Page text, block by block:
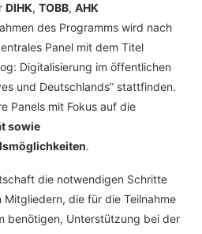
DIHK, TOBB, AHK
des Programms wird nach
Panel mit dem Titel
Digitalisierung im öffentlichen
und Deutschlands” stattfinden.
Panels mit Fokus auf die
sowie
.
die notwendigen Schritte
Mitgliedern, die für die Teilnahme
benötigen, Unterstützung bei der